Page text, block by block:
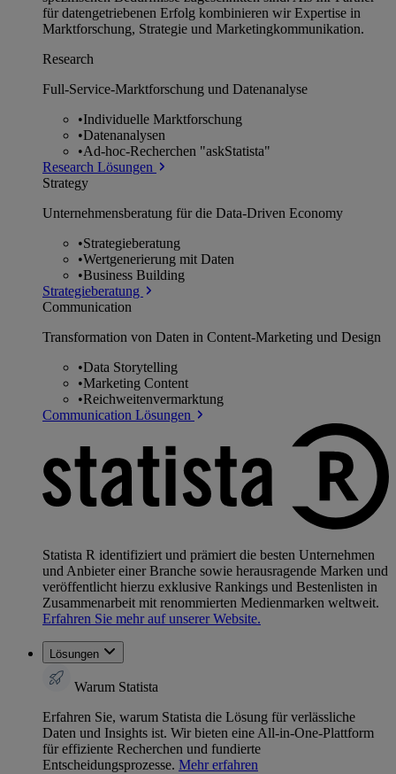
für datengetriebenen Erfolg kombinieren wir Expertise in
Marktforschung, Strategie und Marketingkommunikation.
Research
Full-Service-Marktforschung und Datenanalyse
•Individuelle Marktforschung
•Datenanalysen
•Ad-hoc-Recherchen "askStatista"
Research Lösungen
Strategy
Unternehmens­beratung für die Data-Driven Economy
•Strategieberatung
•Wertgenerierung mit Daten
•Business Building
Strategieberatung
Communication
Transformation von Daten in Content-Marketing und Design
•Data Storytelling
•Marketing Content
•Reichweitenvermarktung
Communication Lösungen
Statista R identifiziert und prämiert die besten Unternehmen
und Anbieter einer Branche sowie herausragende Marken und
veröffentlicht hierzu exklusive Rankings und Bestenlisten in
Zusammenarbeit mit renommierten Medienmarken weltweit.
Erfahren Sie mehr auf unserer Website.
Lösungen
Warum Statista
Erfahren Sie, warum Statista die Lösung für verlässliche
Daten und Insights ist. Wir bieten eine All-in-One-Plattform
für effiziente Recherchen und fundierte
Entscheidungsprozesse. Mehr erfahren